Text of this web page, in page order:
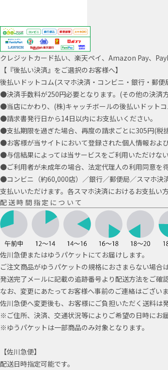
クレジットカード払い、楽天ペイ、Amazon Pay、
【『後払い決済』をご選択のお客様へ】
後払いドットコム(スマホ決済・コンビニ・銀行・郵便
●決済手数料が250円必要となります。(その他の決済
●当店にかわり、(株)キャッチボールの後払いドット
●請求書発行日から14日以内にお支払いください。
●支払期限を過ぎた場合、再度の請求ごとに305円(税
●お客様が当サイトにおいて登録された個人情報およ
●与信結果によっては当サービスをご利用いただけな
●ご利用者が未成年の場合、法定代理人の利用同意を得
●コンビニ（約60,000店）／銀行／郵便局／スマホ決
支払いいただけます。各スマホ決済におけるお支払い
配送時間指定について
佐川急便またはゆうパケットにてお届けします。
ご注文商品がゆうパケットの規格におさまらない場合
発送完了メールに記載の追跡番号より配送方法をご確
なお、変更にあたってお客様へ事前のご連絡はござい
佐川急便へ変更後も、お客様にご負担いただく送料は
※ご住所、決済、交通状況等によりご希望の日時にお
※ゆうパケットは一部商品のみ対象となります。
【佐川急便】
配送日時指定可能です。